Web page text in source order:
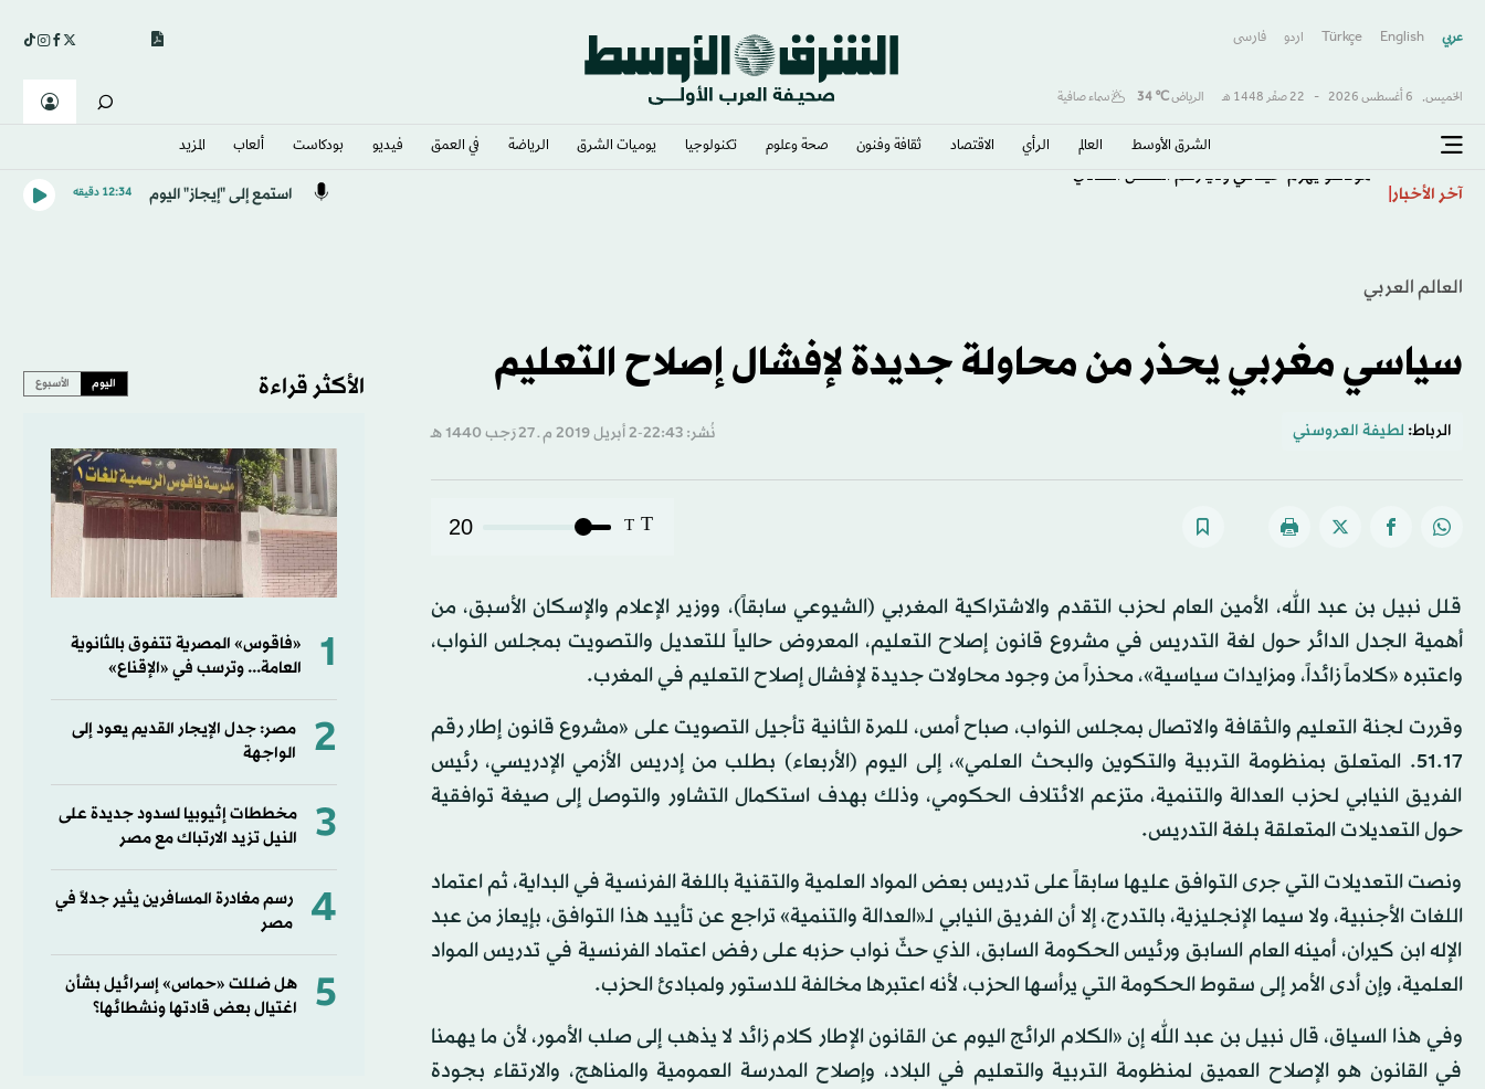
عربي English
Türkçe اردو فارسى
الخميس, 6 أغسطس 2026 - 22 صفَر 1448 هـ الرياض℃
34 سماء صافية
الشرق الأوسط​ العالم الرأي الاقتصاد ثقافة وفنون صحة وعلوم تكنولوجيا يوميات الشرق​ الرياضة في العمق فيديو بودكاست ألعاب المزيد
آخر الأخبار موناكو يهزم خيتافي ودياً رغم النقص العددي استمع إلى "إيجاز" اليوم 12:34 دقيقه
العالم العربي
سياسي مغربي يحذر من محاولة جديدة لإفشال إصلاح التعليم
الرباط: لطيفة العروسني نُشر: 22:43-2 أبريل 2019 م ـ 27 رَجب 1440 هـ
T
T
20
قلل نبيل بن عبد الله، الأمين العام لحزب التقدم والاشتراكية المغربي (الشيوعي سابقاً)، ووزير الإعلام والإسكان الأسبق، من
أهمية الجدل الدائر حول لغة التدريس في مشروع قانون إصلاح التعليم، المعروض حالياً للتعديل والتصويت بمجلس النواب،
واعتبره «كلاماً زائداً، ومزايدات سياسية»، محذراً من وجود محاولات جديدة لإفشال إصلاح التعليم في المغرب.
وقررت لجنة التعليم والثقافة والاتصال بمجلس النواب، صباح أمس، للمرة الثانية تأجيل التصويت على «مشروع قانون إطار رقم
51.17. المتعلق بمنظومة التربية والتكوين والبحث العلمي»، إلى اليوم (الأربعاء) بطلب من إدريس الأزمي الإدريسي، رئيس
الفريق النيابي لحزب العدالة والتنمية، متزعم الائتلاف الحكومي، وذلك بهدف استكمال التشاور والتوصل إلى صيغة توافقية
حول التعديلات المتعلقة بلغة التدريس.
ونصت التعديلات التي جرى التوافق عليها سابقاً على تدريس بعض المواد العلمية والتقنية باللغة الفرنسية في البداية، ثم اعتماد
اللغات الأجنبية، ولا سيما الإنجليزية، بالتدرج، إلا أن الفريق النيابي لـ«العدالة والتنمية» تراجع عن تأييد هذا التوافق، بإيعاز من عبد
الإله ابن كيران، أمينه العام السابق ورئيس الحكومة السابق، الذي حثّ نواب حزبه على رفض اعتماد الفرنسية في تدريس المواد
العلمية، وإن أدى الأمر إلى سقوط الحكومة التي يرأسها الحزب، لأنه اعتبرها مخالفة للدستور ولمبادئ الحزب.
وفي هذا السياق، قال نبيل بن عبد الله إن «الكلام الرائج اليوم عن القانون الإطار كلام زائد لا يذهب إلى صلب الأمور، لأن ما يهمنا
في القانون هو الإصلاح العميق لمنظومة التربية والتعليم في البلاد، وإصلاح المدرسة العمومية والمناهج، والارتقاء بجودة
الأكثر قراءة اليوم الأسبوع
1
«فاقوس» المصرية تتفوق بالثانوية
العامة... وترسب في «الإقناع»
2
مصر: جدل الإيجار القديم يعود إلى
الواجهة
3
مخططات إثيوبيا لسدود جديدة على
النيل تزيد الارتباك مع مصر
4
رسم مغادرة المسافرين يثير جدلاً في
مصر
5
هل ضللت «حماس» إسرائيل بشأن
اغتيال بعض قادتها ونشطائها؟